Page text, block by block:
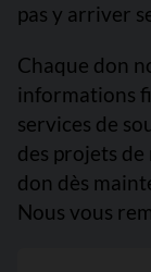
pas y arriver
Chaque don
informations
services de
des projets
don dès
Nous vous